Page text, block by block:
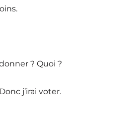
? Quoi ?
j’irai voter.